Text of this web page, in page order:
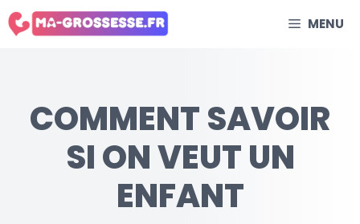
Aller
au
MENU
COMMENT SAVOIR
SI ON VEUT UN
ENFANT